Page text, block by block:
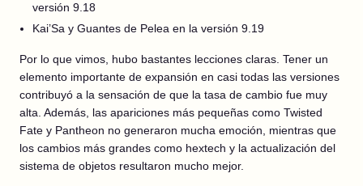
versión 9.18
Kai’Sa y Guantes de Pelea en la versión 9.19
Por lo que vimos, hubo bastantes lecciones claras. Tener un
elemento importante de expansión en casi todas las versiones
contribuyó a la sensación de que la tasa de cambio fue muy
alta. Además, las apariciones más pequeñas como Twisted
Fate y Pantheon no generaron mucha emoción, mientras que
los cambios más grandes como hextech y la actualización del
sistema de objetos resultaron mucho mejor.